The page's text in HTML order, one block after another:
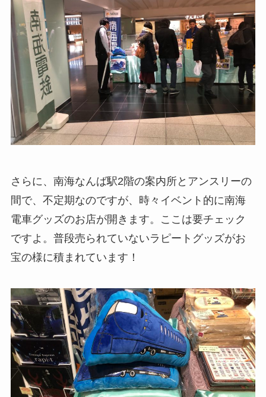
さらに、南海なんば駅2階の案内所とアンスリーの
間で、不定期なのですが、時々イベント的に南海
電車グッズのお店が開きます。ここは要チェック
ですよ。普段売られていないラピートグッズがお
宝の様に積まれています！